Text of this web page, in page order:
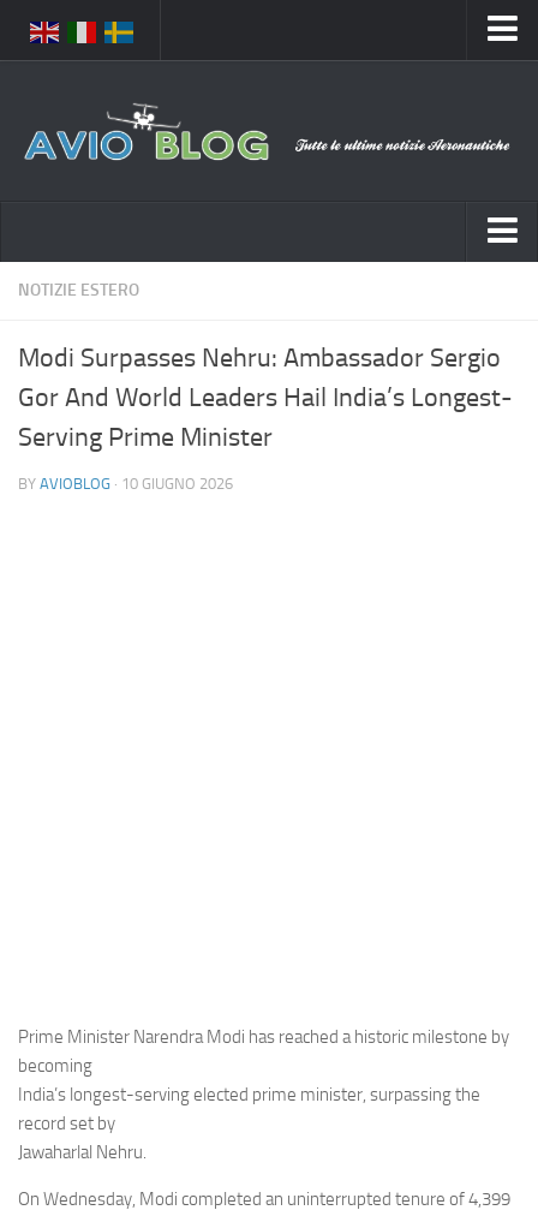
Chi Siamo
Contatti
Disclaimer
Notizie Italia
Aeronautica Militare
Aeroporti
Compagnie Aeree
Forze Aeree
Industria
Eventi
NOTIZIE ESTERO
Modi Surpasses Nehru: Ambassador Sergio
Gor And World Leaders Hail India’s Longest-
Serving Prime Minister
BY AVIOBLOG · 10 GIUGNO 2026
Prime Minister Narendra Modi has reached a historic milestone by
becoming
India’s longest-serving elected prime minister, surpassing the
record set by
Jawaharlal Nehru.
On Wednesday, Modi completed an uninterrupted tenure of 4,399